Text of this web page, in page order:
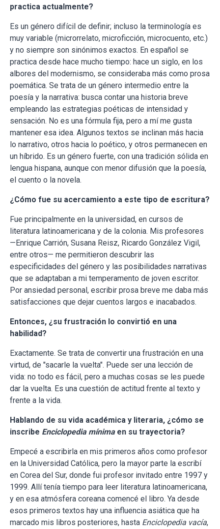
practica actualmente?
Es un género difícil de definir; incluso la terminología es
muy variable (microrrelato, microficción, microcuento, etc.)
y no siempre son sinónimos exactos. En español se
practica desde hace mucho tiempo: hace un siglo, en los
albores del modernismo, se consideraba más como prosa
poemática. Se trata de un género intermedio entre la
poesía y la narrativa: busca contar una historia breve
empleando las estrategias poéticas de intensidad y
sensación. No es una fórmula fija, pero a mí me gusta
mantener esa idea. Algunos textos se inclinan más hacia
lo narrativo, otros hacia lo poético, y otros permanecen en
un híbrido. Es un género fuerte, con una tradición sólida en
lengua hispana, aunque con menor difusión que la poesía,
el cuento o la novela.
¿Cómo fue su acercamiento a este tipo de escritura?
Fue principalmente en la universidad, en cursos de
literatura latinoamericana y de la colonia. Mis profesores
—Enrique Carrión, Susana Reisz, Ricardo González Vigil,
entre otros— me permitieron descubrir las
especificidades del género y las posibilidades narrativas
que se adaptaban a mi temperamento de joven escritor.
Por ansiedad personal, escribir prosa breve me daba más
satisfacciones que dejar cuentos largos e inacabados.
Entonces, ¿su frustración lo convirtió en una
habilidad?
Exactamente. Se trata de convertir una frustración en una
virtud, de "sacarle la vuelta". Puede ser una lección de
vida: no todo es fácil, pero a muchas cosas se les puede
dar la vuelta. Es una cuestión de actitud frente al texto y
frente a la vida.
Hablando de su vida académica y literaria, ¿cómo se
inscribe Enciclopedia mínimaen su trayectoria?
Empecé a escribirla en mis primeros años como profesor
en la Universidad Católica, pero la mayor parte la escribí
en Corea del Sur, donde fui profesor invitado entre 1997 y
1999. Allí tenía tiempo para leer literatura latinoamericana,
y en esa atmósfera coreana comencé el libro. Ya desde
esos primeros textos hay una influencia asiática que ha
marcado mis libros posteriores, hasta Enciclopedia vacía,